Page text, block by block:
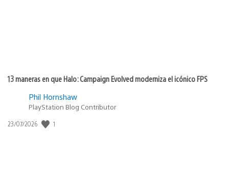
13 maneras en que Halo: Campaign Evolved moderniza el icónico FPS
Phil Hornshaw
PlayStation Blog Contributor
Fecha
23/07/2026 1